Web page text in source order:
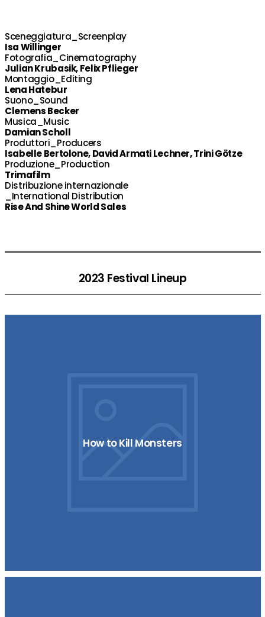
Sceneggiatura_Screenplay
Isa Willinger
Fotografia_Cinematography
Julian Krubasik, Felix Pflieger
Montaggio_Editing
Lena Hatebur
Suono_Sound
Clemens Becker
Musica_Music
Damian Scholl
Produttori_Producers
Isabelle Bertolone, David Armati Lechner, Trini Götze
Produzione_Production
Trimafilm
Distribuzione internazionale
_International Distribution
Rise And Shine World Sales
2023 Festival Lineup
How to Kill Monsters